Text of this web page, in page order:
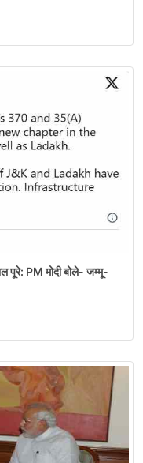
PM मोदी बोले- जम्मू-